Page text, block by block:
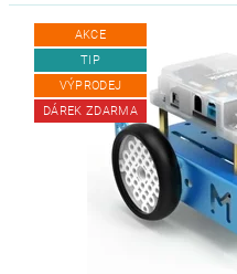
AKCE
TIP
VÝPRODEJ
DÁREK ZDARMA